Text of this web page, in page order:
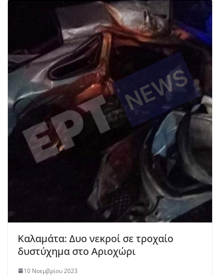
Καλαμάτα: Δυο νεκροί σε τροχαίο
δυστύχημα στο Αριοχώρι
10 Νοεμβρίου 2023